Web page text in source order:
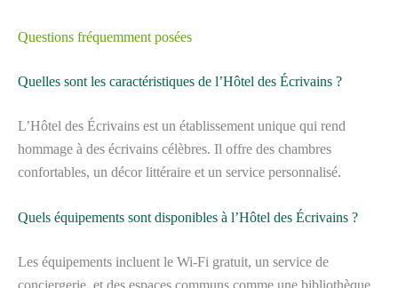
Questions fréquemment posées
Quelles sont les caractéristiques de l’Hôtel des Écrivains ?
L’Hôtel des Écrivains est un établissement unique qui rend
hommage à des écrivains célèbres. Il offre des chambres
confortables, un décor littéraire et un service personnalisé.
Quels équipements sont disponibles à l’Hôtel des Écrivains ?
Les équipements incluent le Wi-Fi gratuit, un service de